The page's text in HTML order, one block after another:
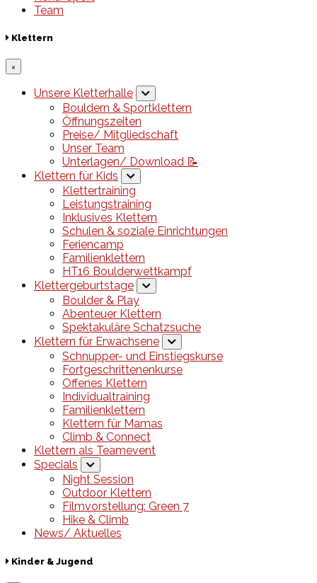
Team
Klettern
×
Unsere Kletterhalle
Bouldern & Sportklettern
Öffnungszeiten
Preise/ Mitgliedschaft
Unser Team
Unterlagen/ Download 📝
Klettern für Kids
Klettertraining
Leistungstraining
Inklusives Klettern
Schulen & soziale Einrichtungen
Feriencamp
Familienklettern
HT16 Boulderwettkampf
Klettergeburtstage
Boulder & Play
Abenteuer Klettern
Spektakuläre Schatzsuche
Klettern für Erwachsene
Schnupper- und Einstiegskurse
Fortgeschrittenenkurse
Offenes Klettern
Individualtraining
Familienklettern
Klettern für Mamas
Climb & Connect
Klettern als Teamevent
Specials
Night Session
Outdoor Klettern
Filmvorstellung: Green 7
Hike & Climb
News/ Aktuelles
Kinder & Jugend